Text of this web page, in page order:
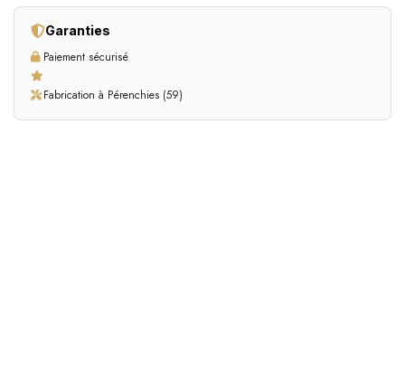
Garanties
Paiement sécurisé
Fabrication à Pérenchies (59)